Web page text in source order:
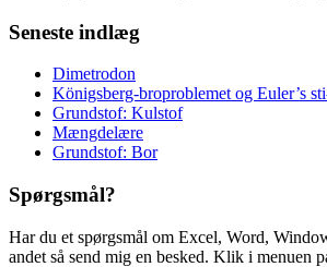
Seneste indlæg
Dimetrodon
Königsberg-broproblemet og Euler’s
Grundstof: Kulstof
Mængdelære
Grundstof: Bor
Spørgsmål?
Har du et spørgsmål om Excel, Word,
andet så send mig en besked. Klik i menuen